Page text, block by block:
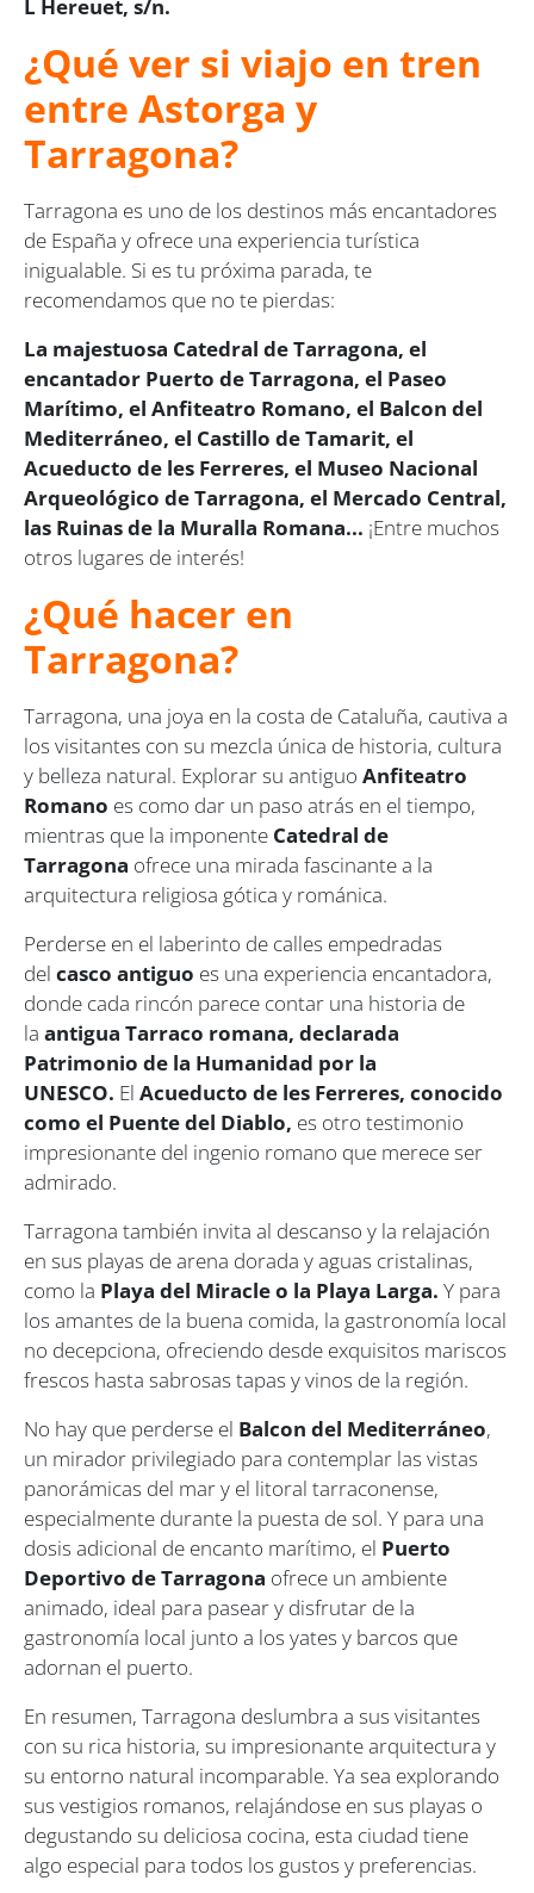
L Hereuet, s/n.
¿Qué ver si viajo en tren
entre Astorga y
Tarragona?
Tarragona es uno de los destinos más encantadores
de España y ofrece una experiencia turística
inigualable. Si es tu próxima parada, te
recomendamos que no te pierdas:
La majestuosa Catedral de Tarragona, el
encantador Puerto de Tarragona, el Paseo
Marítimo, el Anfiteatro Romano, el Balcon del
Mediterráneo, el Castillo de Tamarit, el
Acueducto de les Ferreres, el Museo Nacional
Arqueológico de Tarragona, el Mercado Central,
las Ruinas de la Muralla Romana... ¡Entre muchos
otros lugares de interés!
¿Qué hacer en
Tarragona?
Tarragona, una joya en la costa de Cataluña, cautiva a
los visitantes con su mezcla única de historia, cultura
y belleza natural. Explorar su antiguo Anfiteatro
Romano es como dar un paso atrás en el tiempo,
mientras que la imponente Catedral de
Tarragona ofrece una mirada fascinante a la
arquitectura religiosa gótica y románica.
Perderse en el laberinto de calles empedradas
del casco antiguo es una experiencia encantadora,
donde cada rincón parece contar una historia de
la antigua Tarraco romana, declarada
Patrimonio de la Humanidad por la
UNESCO. El Acueducto de les Ferreres, conocido
como el Puente del Diablo, es otro testimonio
impresionante del ingenio romano que merece ser
admirado.
Tarragona también invita al descanso y la relajación
en sus playas de arena dorada y aguas cristalinas,
como la Playa del Miracle o la Playa Larga. Y para
los amantes de la buena comida, la gastronomía local
no decepciona, ofreciendo desde exquisitos mariscos
frescos hasta sabrosas tapas y vinos de la región.
No hay que perderse el Balcon del Mediterráneo,
un mirador privilegiado para contemplar las vistas
panorámicas del mar y el litoral tarraconense,
especialmente durante la puesta de sol. Y para una
dosis adicional de encanto marítimo, el Puerto
Deportivo de Tarragona ofrece un ambiente
animado, ideal para pasear y disfrutar de la
gastronomía local junto a los yates y barcos que
adornan el puerto.
En resumen, Tarragona deslumbra a sus visitantes
con su rica historia, su impresionante arquitectura y
su entorno natural incomparable. Ya sea explorando
sus vestigios romanos, relajándose en sus playas o
degustando su deliciosa cocina, esta ciudad tiene
algo especial para todos los gustos y preferencias.